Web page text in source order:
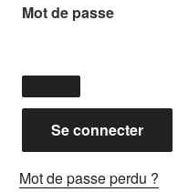
Mot de passe
Se connecter
Mot de passe perdu ?